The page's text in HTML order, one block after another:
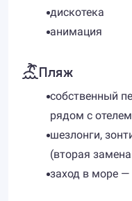
дискотека
анимация
Пляж
собственный
рядом с
шезлонги,
(вторая
заход в море —